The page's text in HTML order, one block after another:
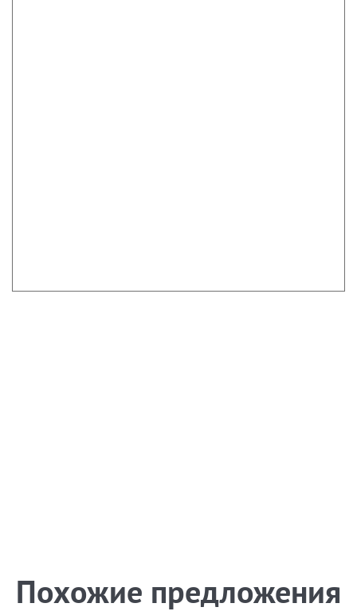
Похожие предложения